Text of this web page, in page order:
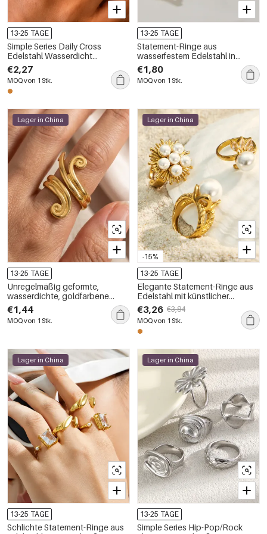
13-25 TAGE
Simple Series Daily Cross
Edelstahl Wasserdicht
Goldfarbene Zirkon Damen
Statement Ringe
€2,27
MOQ von 1 Stk.
13-25 TAGE
Statement-Ringe aus
wasserfestem Edelstahl in
Goldfarbe, blumenförmig
€1,80
MOQ von 1 Stk.
Lager in China
13-25 TAGE
Unregelmäßig geformte,
wasserdichte, goldfarbene
Ringe aus Edelstahl im
minimalistischen Stil
€1,44
MOQ von 1 Stk.
-15%
Lager in China
13-25 TAGE
Elegante Statement-Ringe aus
Edelstahl mit künstlicher
Perlenblume, wasserfest,
goldfarben
€3,26 €3,84
MOQ von 1 Stk.
Lager in China
13-25 TAGE
Schlichte Statement-Ringe aus
Lager in China
13-25 TAGE
Simple Series Hip-Pop/Rock